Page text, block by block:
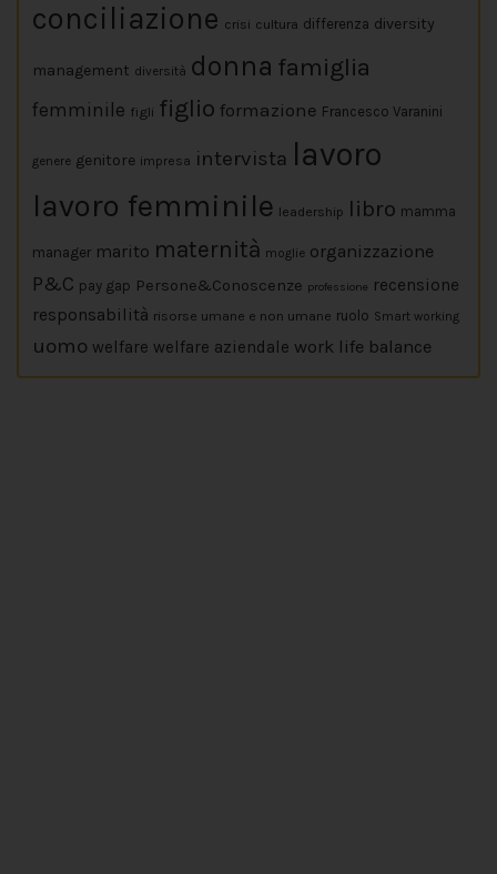
conciliazione crisi cultura differenza diversity
management diversità donna famiglia
femminile figli figlio formazione Francesco Varanini
genere genitore impresa intervista lavoro
lavoro femminile leadership libro mamma
manager marito maternità moglie organizzazione
P&C pay gap Persone&Conoscenze professione recensione
responsabilità risorse umane e non umane ruolo Smart working
uomo welfare welfare aziendale work life balance